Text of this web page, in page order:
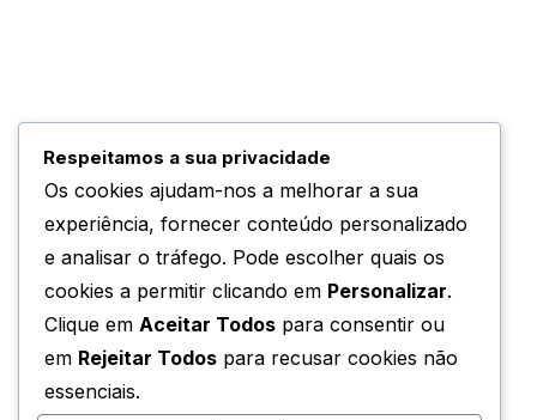
Respeitamos a sua privacidade
Os cookies ajudam-nos a melhorar a sua
experiência, fornecer conteúdo personalizado
e analisar o tráfego. Pode escolher quais os
cookies a permitir clicando em Personalizar.
Clique em Aceitar Todos para consentir ou
em Rejeitar Todos para recusar cookies não
essenciais.